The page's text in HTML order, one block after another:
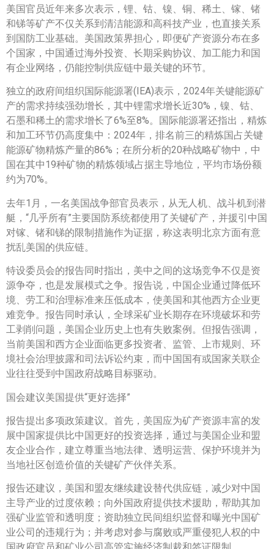
美国官员近年来多次表示，锂、钴、镍、铜、稀土、镓、锗
和锑等矿产不仅关系到清洁能源和高科技产业，也直接关系
到国防工业基础。美国政策界担心，即便矿产资源分布在多
个国家，中国通过海外投资、长期采购协议、加工能力和国
有企业网络，仍能控制供应链中最关键的环节。
独立的政府间组织国际能源署(IEA)表示，2024年关键能源矿
产的需求持续强劲增长，其中锂需求增长近30%，镍、钴、
石墨和稀土的需求增长了6%至8%。国际能源署还指出，精炼
和加工环节仍高度集中：2024年，排名前三的精炼国占关键
能源矿物精炼产量的86%；在所分析的20种战略矿物中，中
国在其中19种矿物的精炼领域占据主导地位，平均市场份额
约为70%。
去年1月，一名美国战争部官员表示，从无人机、战斗机到潜
艇，“几乎所有”主要国防系统都使用了关键矿产，并援引中国
对镓、锗和锑的限制措施作为证据，称这表明北京方面有意
扰乱美国的供应链。
特设委员会的报告同时指出，美中之间的这场竞争不仅是资
源争夺，也是发展模式之争。报告说，中国企业通过降低环
境、劳工和治理标准来压低成本，使美国和其他西方企业更
难竞争。报告同时承认，全球采矿业长期存在环境破坏和劳
工剥削问题，美国企业历史上也有失败案例。但报告强调，
当前美国和西方企业面临更多投资者、监管、上市规则、环
境社会治理披露和司法诉讼约束，而中国国有或国家关联企
业往往受到中国政府战略目标驱动。
国会建议美国提供“更好选择”
报告提出多项政策建议。首先，美国应为矿产资源丰富的发
展中国家提供比中国更好的投资选择，通过与美国企业和盟
友企业合作，建立尊重当地法律、透明运营、保护环境并为
当地社区创造价值的关键矿产伙伴关系。
报告还建议，美国和盟友继续建设替代供应链，减少对中国
主导产业的过度依赖；向外国政府提供技术援助，帮助其加
强矿业监管和透明度；资助独立民间组织监督和曝光中国矿
业公司的违规行为；并考虑对参与腐败或严重侵犯人权的中